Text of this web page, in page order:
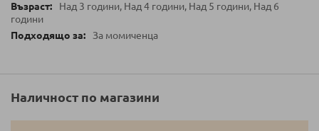
Над 3 години, Над 4 години, Над 5 години, Над 6
години
За момиченца
Наличност по магазини